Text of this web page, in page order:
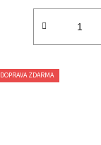
DOPRAVA ZDARMA